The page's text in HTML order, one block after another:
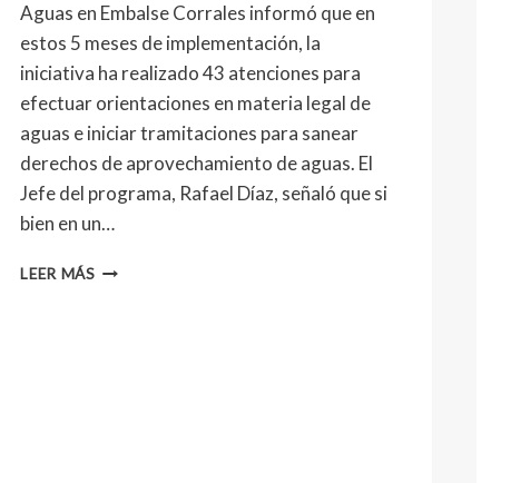
Aguas en Embalse Corrales informó que en
estos 5 meses de implementación, la
iniciativa ha realizado 43 atenciones para
efectuar orientaciones en materia legal de
aguas e iniciar tramitaciones para sanear
derechos de aprovechamiento de aguas. El
Jefe del programa, Rafael Díaz, señaló que si
bien en un…
LEER MÁS